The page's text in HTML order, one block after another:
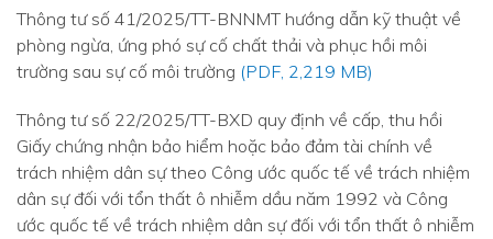
Thông tư số 41/2025/TT-BNNMT hướng dẫn kỹ thuật về
phòng ngừa, ứng phó sự cố chất thải và phục hồi môi
trường sau sự cố môi trường (PDF, 2,219 MB)
Thông tư số 22/2025/TT-BXD quy định về cấp, thu hồi
Giấy chứng nhận bảo hiểm hoặc bảo đảm tài chính về
trách nhiệm dân sự theo Công ước quốc tế về trách nhiệm
dân sự đối với tổn thất ô nhiễm dầu năm 1992 và Công
ước quốc tế về trách nhiệm dân sự đối với tổn thất ô nhiễm